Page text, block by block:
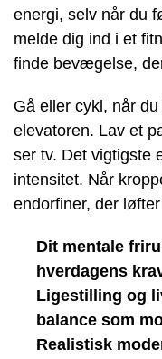
energi, selv når du
melde dig ind i et
finde bevægelse,
Gå eller cykl, når
elevatoren. Lav et
ser tv. Det vigtigste
intensitet. Når
endorfiner, der
Dit mentale
hverdagens
Ligestilling og
balance som
Realistisk